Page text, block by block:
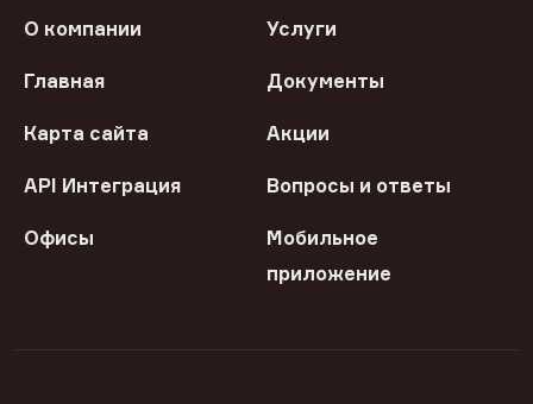
О компании Услуги
Главная Документы
Карта сайта Акции
API Интеграция Вопросы и ответы
Офисы
Мобильное
приложение